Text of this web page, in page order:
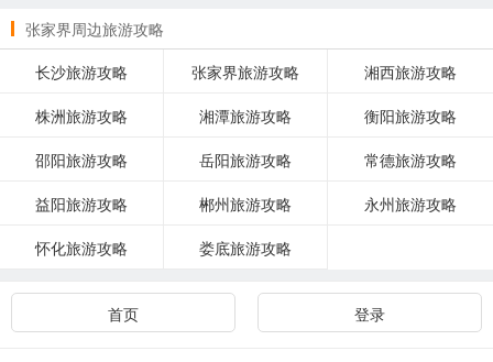
张家界周边旅游攻略
长沙旅游攻略
张家界旅游攻略
湘西旅游攻略
株洲旅游攻略
湘潭旅游攻略
衡阳旅游攻略
邵阳旅游攻略
岳阳旅游攻略
常德旅游攻略
益阳旅游攻略
郴州旅游攻略
永州旅游攻略
怀化旅游攻略
娄底旅游攻略
首页 登录